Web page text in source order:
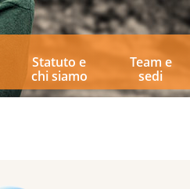
Statuto e
chi siamo
Team e
sedi